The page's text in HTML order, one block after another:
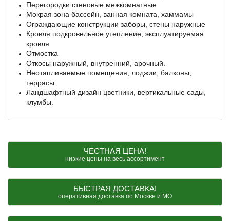
Перегородки стеновые межкомнатные
Мокрая зона бассейн, ванная комната, хаммамы
Ограждающие конструкции заборы, стены наружные
Кровля подкровельное утепление, эксплуатируемая
кровля
Отмостка
Откосы наружный, внутренний, арочный.
Неотапливаемые помещения, лоджии, балконы,
террасы.
Ландшафтный дизайн цветники, вертикальные сады,
клумбы.
ЧЕСТНАЯ ЦЕНА!
низкие цены на весь ассортимент
БЫСТРАЯ ДОСТАВКА!
оперативная доставка по Москве и МО